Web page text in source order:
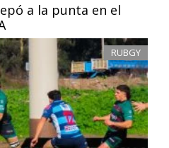
a la punta en el
RUBGY